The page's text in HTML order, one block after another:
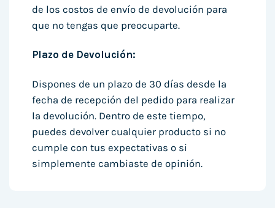
de los costos de envío de devolución para
que no tengas que preocuparte.
Plazo de Devolución:
Dispones de un plazo de 30 días desde la
fecha de recepción del pedido para realizar
la devolución. Dentro de este tiempo,
puedes devolver cualquier producto si no
cumple con tus expectativas o si
simplemente cambiaste de opinión.